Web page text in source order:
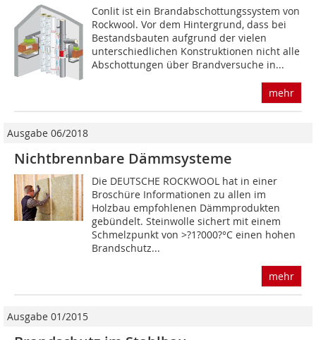
Conlit ist ein Brandabschottungssystem von
Rockwool. Vor dem Hintergrund, dass bei
Bestandsbauten aufgrund der vielen
unterschiedlichen Konstruktionen nicht alle
Abschottungen über Brandversuche in...
mehr
Ausgabe 06/2018
Nichtbrennbare Dämmsysteme
Die DEUTSCHE ROCKWOOL hat in einer
Broschüre Informationen zu allen im
Holzbau empfohlenen Dämmprodukten
gebündelt. Steinwolle sichert mit einem
Schmelzpunkt von >?1?000?°C einen hohen
Brandschutz...
mehr
Ausgabe 01/2015